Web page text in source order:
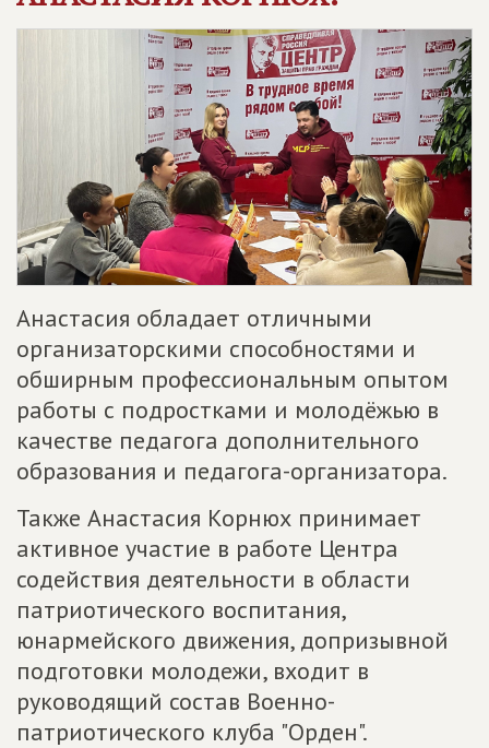
Анастасия обладает отличными
организаторскими способностями и
обширным профессиональным опытом
работы с подростками и молодёжью в
качестве педагога дополнительного
образования и педагога-организатора.
Также Анастасия Корнюх принимает
активное участие в работе Центра
содействия деятельности в области
патриотического воспитания,
юнармейского движения, допризывной
подготовки молодежи, входит в
руководящий состав Военно-
патриотического клуба "Орден".